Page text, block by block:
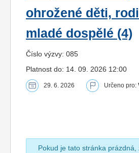
ohrožené děti,
mladé dospělé (4)
Číslo výzvy: 085
Platnost do: 14. 09. 2026 12:00
29. 6. 2026 Určeno pro:
Pokud je tato stránka prázdná,